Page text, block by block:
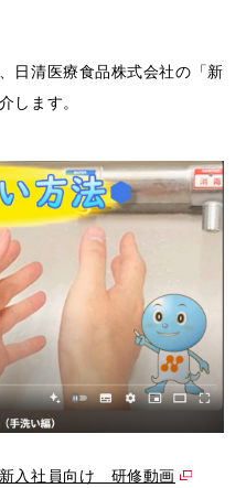
日清医療食品株式会社の「新
します。
新入社員向け 研修動画